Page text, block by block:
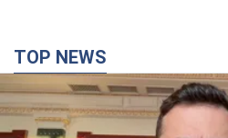
TOP NEWS